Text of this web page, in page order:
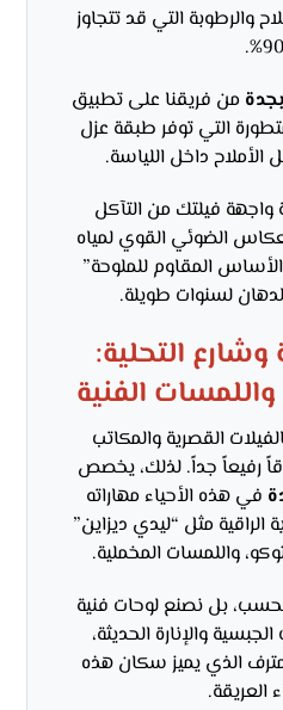
والرطوبة التي قد تتجاوز
90%.
من فريقنا على تطبيق
التي توفر طبقة عزل
الأملاح داخل اللياسة.
فيلتك من التآكل
الضوئي القوي لمياه
المقاوم للملوحة”
لسنوات طويلة.
وشارع التحلية:
الفنية
القصرية والمكاتب
رفيعاً جداً. لذلك، يخصص
في هذه الأحياء مهاراته
الراقية مثل “ليدي ديزاين”
واللمسات المخملية.
بل نصنع لوحات فنية
والإنارة الحديثة،
الذي يميز سكان هذه
العريقة.